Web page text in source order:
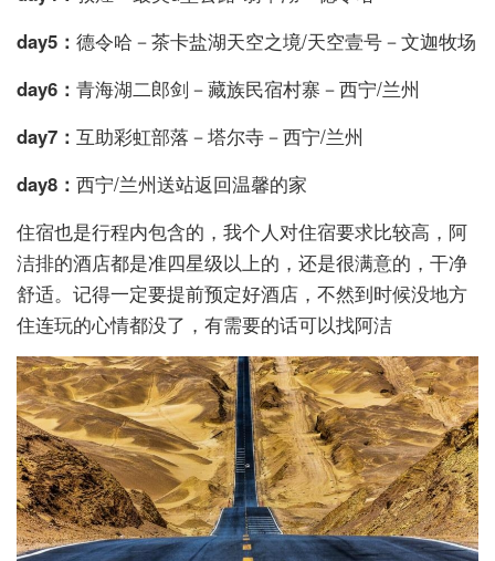
day5： 德令哈－茶卡盐湖天空之境/天空壹号－文迦牧场
day6： 青海湖二郎剑－藏族民宿村寨－西宁/兰州
day7： 互助彩虹部落－塔尔寺－西宁/兰州
day8： 西宁/兰州送站返回温馨的家
住宿也是行程内包含的，我个人对住宿要求比较高，阿
洁排的酒店都是准四星级以上的，还是很满意的，干净
舒适。记得一定要提前预定好酒店，不然到时候没地方
住连玩的心情都没了，有需要的话可以找阿洁